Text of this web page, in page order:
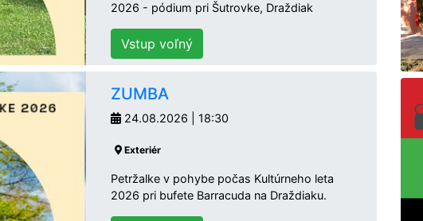
2026 - pódium pri Šutrovke, Draždiak
Vstup voľný
ZUMBA
24.08.2026 | 18:30
Exteriér
Petržalke v pohybe počas Kultúrneho leta
2026 pri bufete Barracuda na Draždiaku.